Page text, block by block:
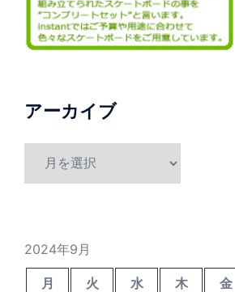
アーカイブ
2024年9月
月 火 水 木 金